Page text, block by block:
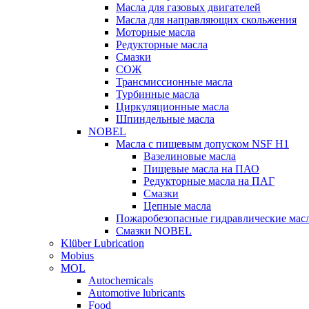
Масла для газовых двигателей
Масла для направляющих скольжения
Моторные масла
Редукторные масла
Смазки
СОЖ
Трансмиссионные масла
Турбинные масла
Циркуляционные масла
Шпиндельные масла
NOBEL
Масла с пищевым допуском NSF H1
Вазелиновые масла
Пищевые масла на ПАО
Редукторные масла на ПАГ
Смазки
Цепные масла
Пожаробезопасные гидравлические
Смазки NOBEL
Klüber Lubrication
Mobius
MOL
Autochemicals
Automotive lubricants
Food